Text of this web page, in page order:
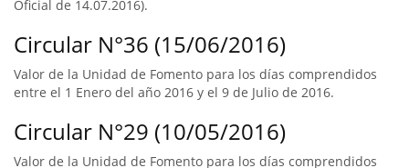
Oficial de 14.07.2016).
Circular N°36 (15/06/2016)
Valor de la Unidad de Fomento para los días comprendidos
entre el 1 Enero del año 2016 y el 9 de Julio de 2016.
Circular N°29 (10/05/2016)
Valor de la Unidad de Fomento para los días comprendidos